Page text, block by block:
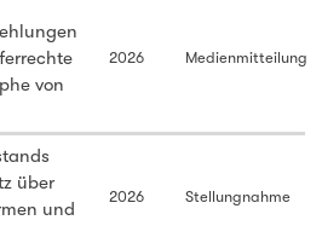
von
2026 Medienmitteilung
über
und
2026 Stellungnahme